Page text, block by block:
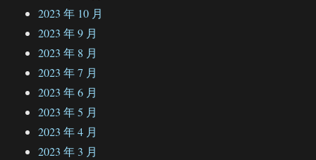
2023 年 10 月
2023 年 9 月
2023 年 8 月
2023 年 7 月
2023 年 6 月
2023 年 5 月
2023 年 4 月
2023 年 3 月